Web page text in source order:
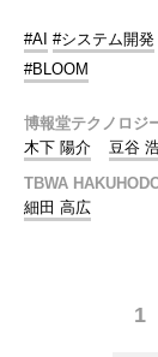
#AI #システム開発
#BLOOM
博報堂テクノロジ
木下 陽介
豆谷
TBWA
細田 高広
1